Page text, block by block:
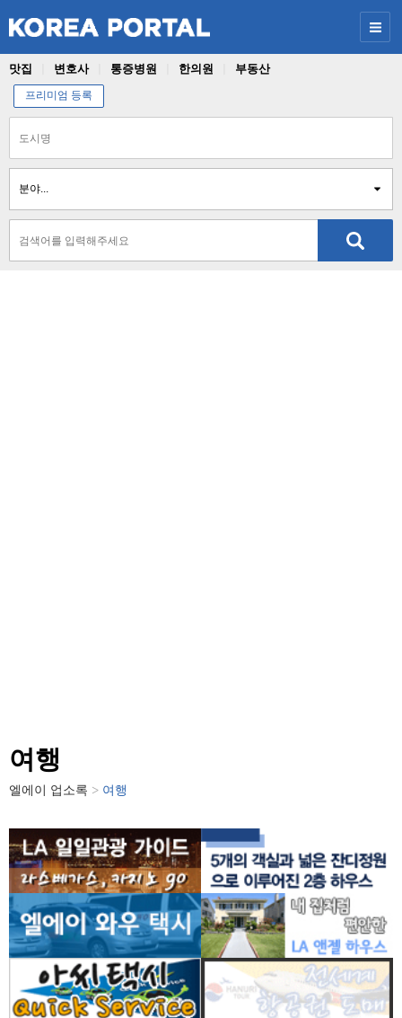
맛집 변호사 통증병원 한의원 부동산
프리미엄 등록
여행
엘에이 업소록 > 여행